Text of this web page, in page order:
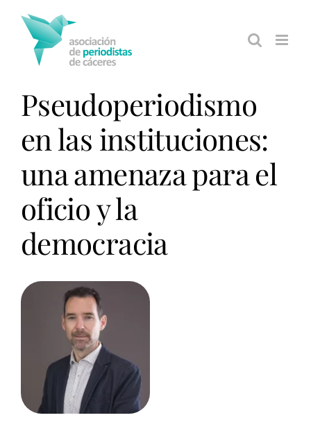
contenido
Pseudoperiodismo
en las instituciones:
una amenaza para el
oficio y la
democracia